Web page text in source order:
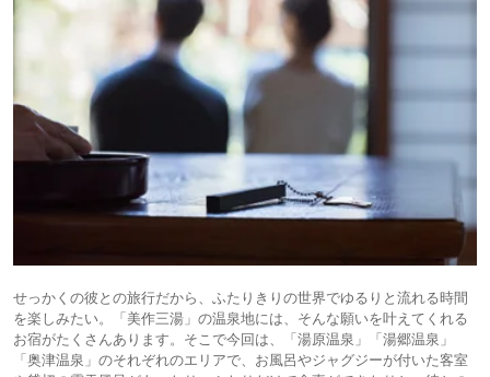
せっかくの彼との旅行だから、ふたりきりの世界でゆるりと流れる時間
を楽しみたい。「美作三湯」の温泉地には、そんな願いを叶えてくれる
お宿がたくさんあります。そこで今回は、「湯原温泉」「湯郷温泉」
「奥津温泉」のそれぞれのエリアで、お風呂やジャグジーが付いた客室